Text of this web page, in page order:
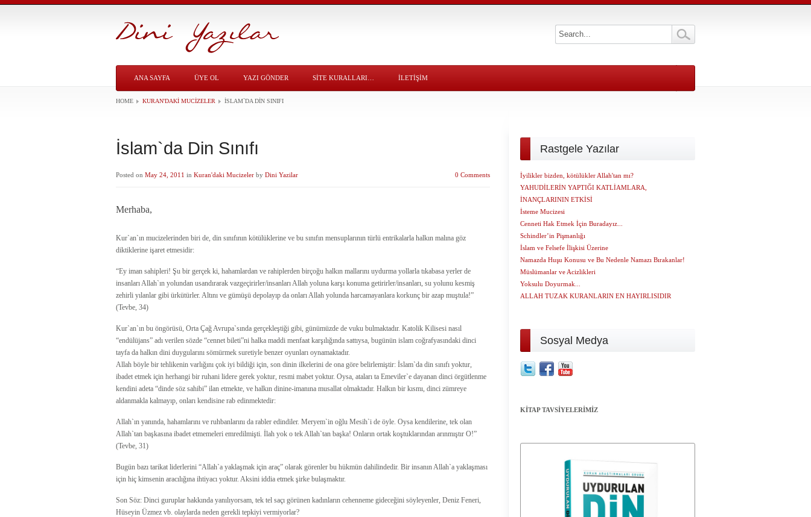
ANA SAYFA ÜYE OL YAZI GÖNDER SITE KURALLARI… İLETİŞİM
HOME KURAN'DAKI MUCIZELER İSLAM`DA DIN SINIFI
İslam`da Din Sınıfı
Posted on May 24, 2011 in Kuran'daki Mucizeler by Dini Yazilar 0 Comments
Merhaba,
Kur`an`ın mucizelerinden biri de, din sınıfının kötülüklerine ve bu sınıfın mensuplarının türlü entrikalarla halkın malına göz
diktiklerine işaret etmesidir:
“Ey iman sahipleri! Şu bir gerçek ki, hahamlardan ve rahiplerden birçoğu halkın mallarını uydurma yollarla tıkabasa yerler de
insanları Allah`ın yolundan usandırarak vazgeçirirler/insanları Allah yoluna karşı konuma getirirler/insanları, su yolunu kesmiş
zehirli yılanlar gibi ürkütürler. Altını ve gümüşü depolayıp da onları Allah yolunda harcamayanlara korkunç bir azap muştula!”
(Tevbe, 34)
Kur`an`ın bu öngörüsü, Orta Çağ Avrupa`sında gerçekleştiği gibi, günümüzde de vuku bulmaktadır. Katolik Kilisesi nasıl
“endülüjans” adı verilen sözde “cennet bileti”ni halka maddi menfaat karşılığında sattıysa, bugünün islam coğrafyasındaki dinci
tayfa da halkın dini duygularını sömürmek suretiyle benzer oyunları oynamaktadır.
Allah böyle bir tehlikenin varlığını çok iyi bildiği için, son dinin ilkelerini de ona göre belirlemiştir: İslam`da din sınıfı yoktur,
ibadet etmek için herhangi bir ruhani lidere gerek yoktur, resmi mabet yoktur. Oysa, ataları ta Emeviler`e dayanan dinci örgütlenme
kendini adeta “dinde söz sahibi” ilan etmekte, ve halkın dinine-imanına musallat olmaktadır. Halkın bir kısmı, dinci zümreye
aldanmakla kalmayıp, onları kendisine rab edinmektedir:
Allah`ın yanında, hahamlarını ve ruhbanlarını da rabler edindiler. Meryem`in oğlu Mesih`i de öyle. Oysa kendilerine, tek olan
Allah`tan başkasına ibadet etmemeleri emredilmişti. İlah yok o tek Allah`tan başka! Onların ortak koştuklarından arınmıştır O!”
(Tevbe, 31)
Bugün bazı tarikat liderlerini “Allah`a yaklaşmak için araç” olarak görenler bu hükmün dahilindedir. Bir insanın Allah`a yaklaşması
için hiç kimsenin aracılığına ihtiyacı yoktur. Aksini iddia etmek şirke bulaşmaktır.
Son Söz: Dinci guruplar hakkında yanılıyorsam, tek tel saçı görünen kadınların cehenneme gideceğini söyleyenler, Deniz Feneri,
Hüseyin Üzmez vb. olaylarda neden gerekli tepkiyi vermiyorlar?
Rastgele Yazılar
İyilikler bizden, kötülükler Allah'tan mı?
YAHUDİLERİN YAPTIĞI KATLİAMLARA,
İNANÇLARININ ETKİSİ
İsteme Mucizesi
Cenneti Hak Etmek İçin Buradayız...
Schindler’in Pişmanlığı
İslam ve Felsefe İlişkisi Üzerine
Namazda Huşu Konusu ve Bu Nedenle Namazı Bırakanlar!
Müslümanlar ve Acizlikleri
Yoksulu Doyurmak...
ALLAH TUZAK KURANLARIN EN HAYIRLISIDIR
Sosyal Medya
KİTAP TAVSİYELERİMİZ